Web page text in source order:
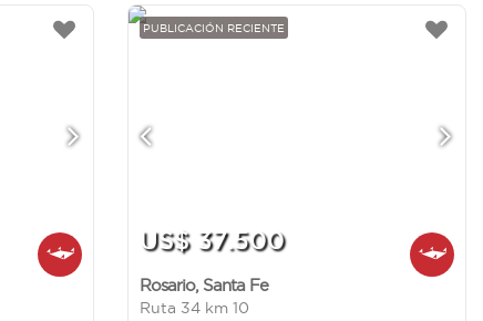
PUBLICACIÓN RECIENTE
US$ 37.500
Rosario, Santa Fe
Ruta 34 km 10